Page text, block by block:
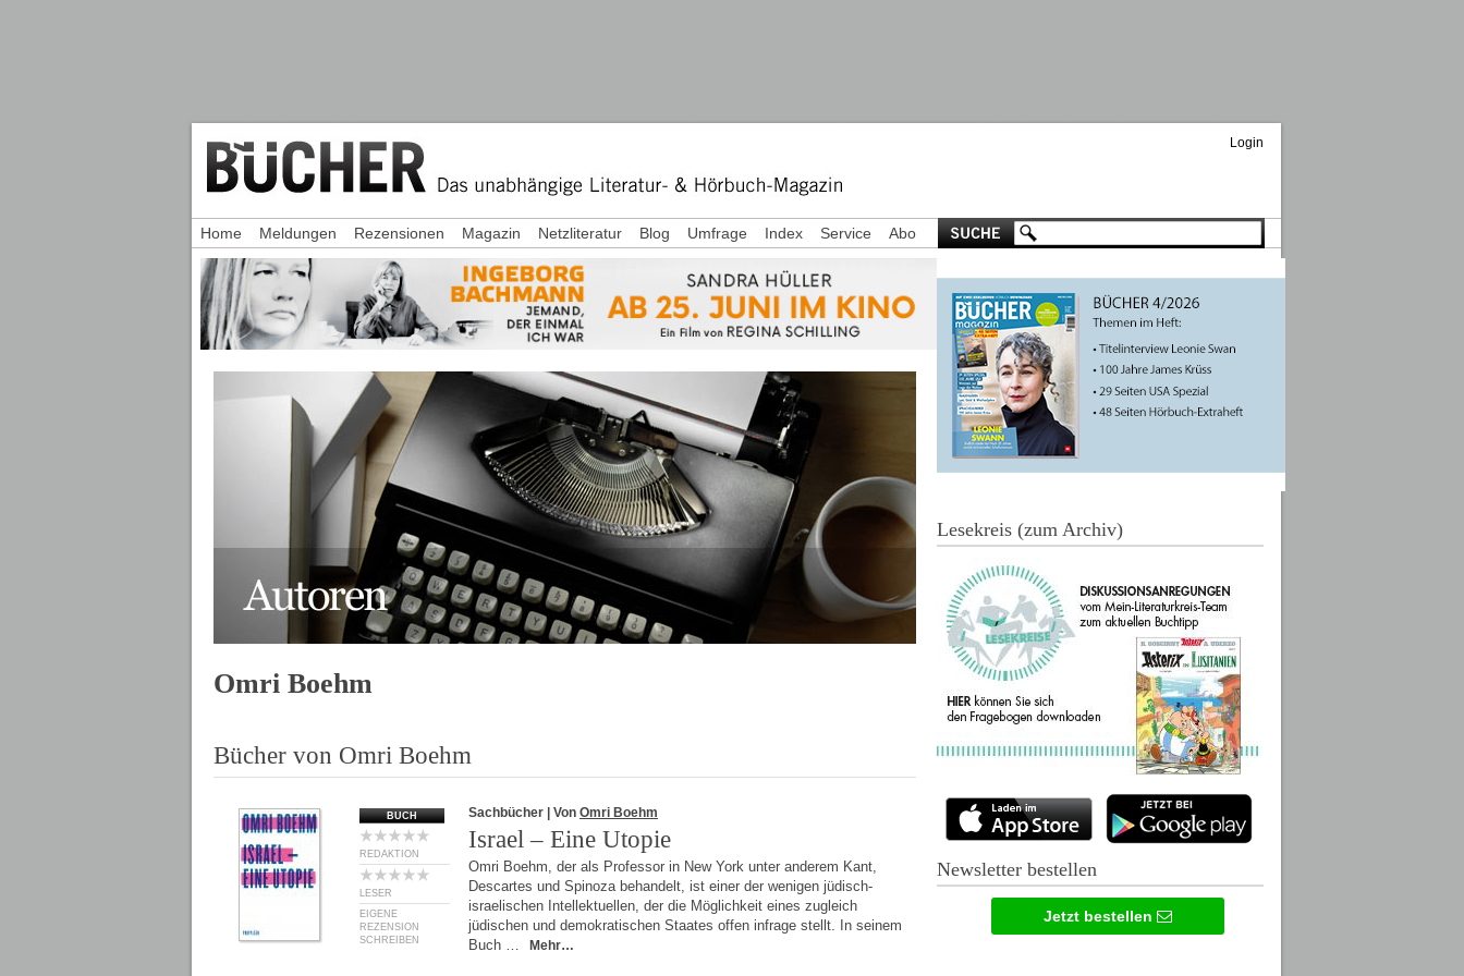
Login
Omri Boehm
Bücher von Omri Boehm
BUCH
REDAKTION
LESER
EIGENE
REZENSION
SCHREIBEN
Sachbücher | Von Omri Boehm
Israel – Eine Utopie
Omri Boehm, der als Professor in New York unter anderem Kant,
Descartes und Spinoza behandelt, ist einer der wenigen jüdisch-
israelischen Intellektuellen, der die Möglichkeit eines zugleich
jüdischen und demokratischen Staates offen infrage stellt. In seinem
Buch …
Mehr…
Home Meldungen Rezensionen Magazin Netzliteratur Blog Umfrage Index Service Abo
Lesekreis (zum Archiv)
Newsletter bestellen
Jetzt bestellen